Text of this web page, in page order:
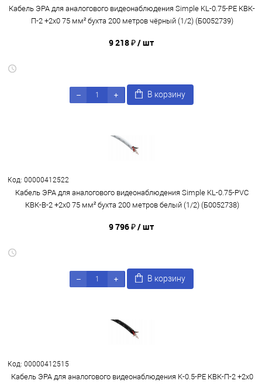
Кабель ЭРА для аналогового видеонаблюдения Simple KL-0.75-PE КВК-
П-2 +2x0 75 мм² бухта 200 метров чёрный (1/2) (Б0052739)
9 218 ₽/ шт
В корзину
Код: 00000412522
Кабель ЭРА для аналогового видеонаблюдения Simple KL-0.75-PVC
КВК-В-2 +2x0 75 мм² бухта 200 метров белый (1/2) (Б0052738)
9 796 ₽/ шт
В корзину
Код: 00000412515
Кабель ЭРА для аналогового видеонаблюдения K-0.5-PE КВК-П-2 +2x0